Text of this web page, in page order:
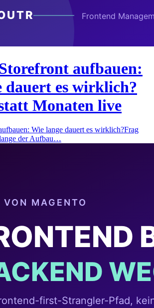
aufbauen:
dauert es wirklich?
Monaten live
Wie lange dauert es wirklich?Frag
der Aufbau…